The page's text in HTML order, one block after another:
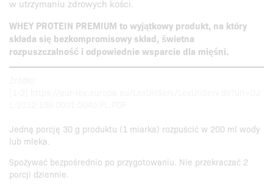
w utrzymaniu zdrowych kości.
WHEY PROTEIN PREMIUM to wyjątkowy produkt, na który
składa się bezkompromisowy skład, świetna
rozpuszczalność i odpowiednie wsparcie dla mięśni.
Jedną porcję 30 g produktu (1 miarka) rozpuścić w 200 ml wody
lub mleka.
Spożywać bezpośrednio po przygotowaniu. Nie przekraczać 2
porcji dziennie.